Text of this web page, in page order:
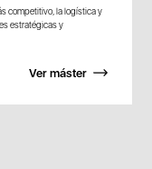
competitivo, la logística y
estratégicas y
Ver máster